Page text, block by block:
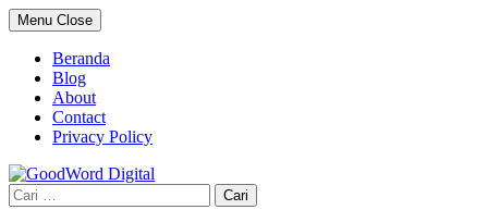
Skip
to
content
Menu Close
Beranda
Blog
About
Contact
Privacy Policy
Cari
untuk: